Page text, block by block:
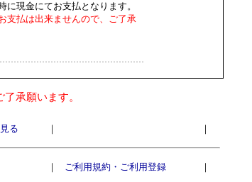
現金にてお支払となります。
支払は出来ませんので、ご了承
承願います。
る ｜ ｜
｜ ご利用規約・ご利用登録 ｜